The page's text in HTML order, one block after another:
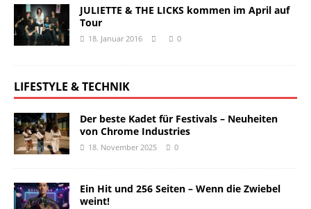
JULIETTE & THE LICKS kommen im April auf
Tour
18. Januar 2016 0
LIFESTYLE & TECHNIK
Der beste Kadet für Festivals – Neuheiten
von Chrome Industries
18. November 2025 0
Ein Hit und 256 Seiten – Wenn die Zwiebel
weint!